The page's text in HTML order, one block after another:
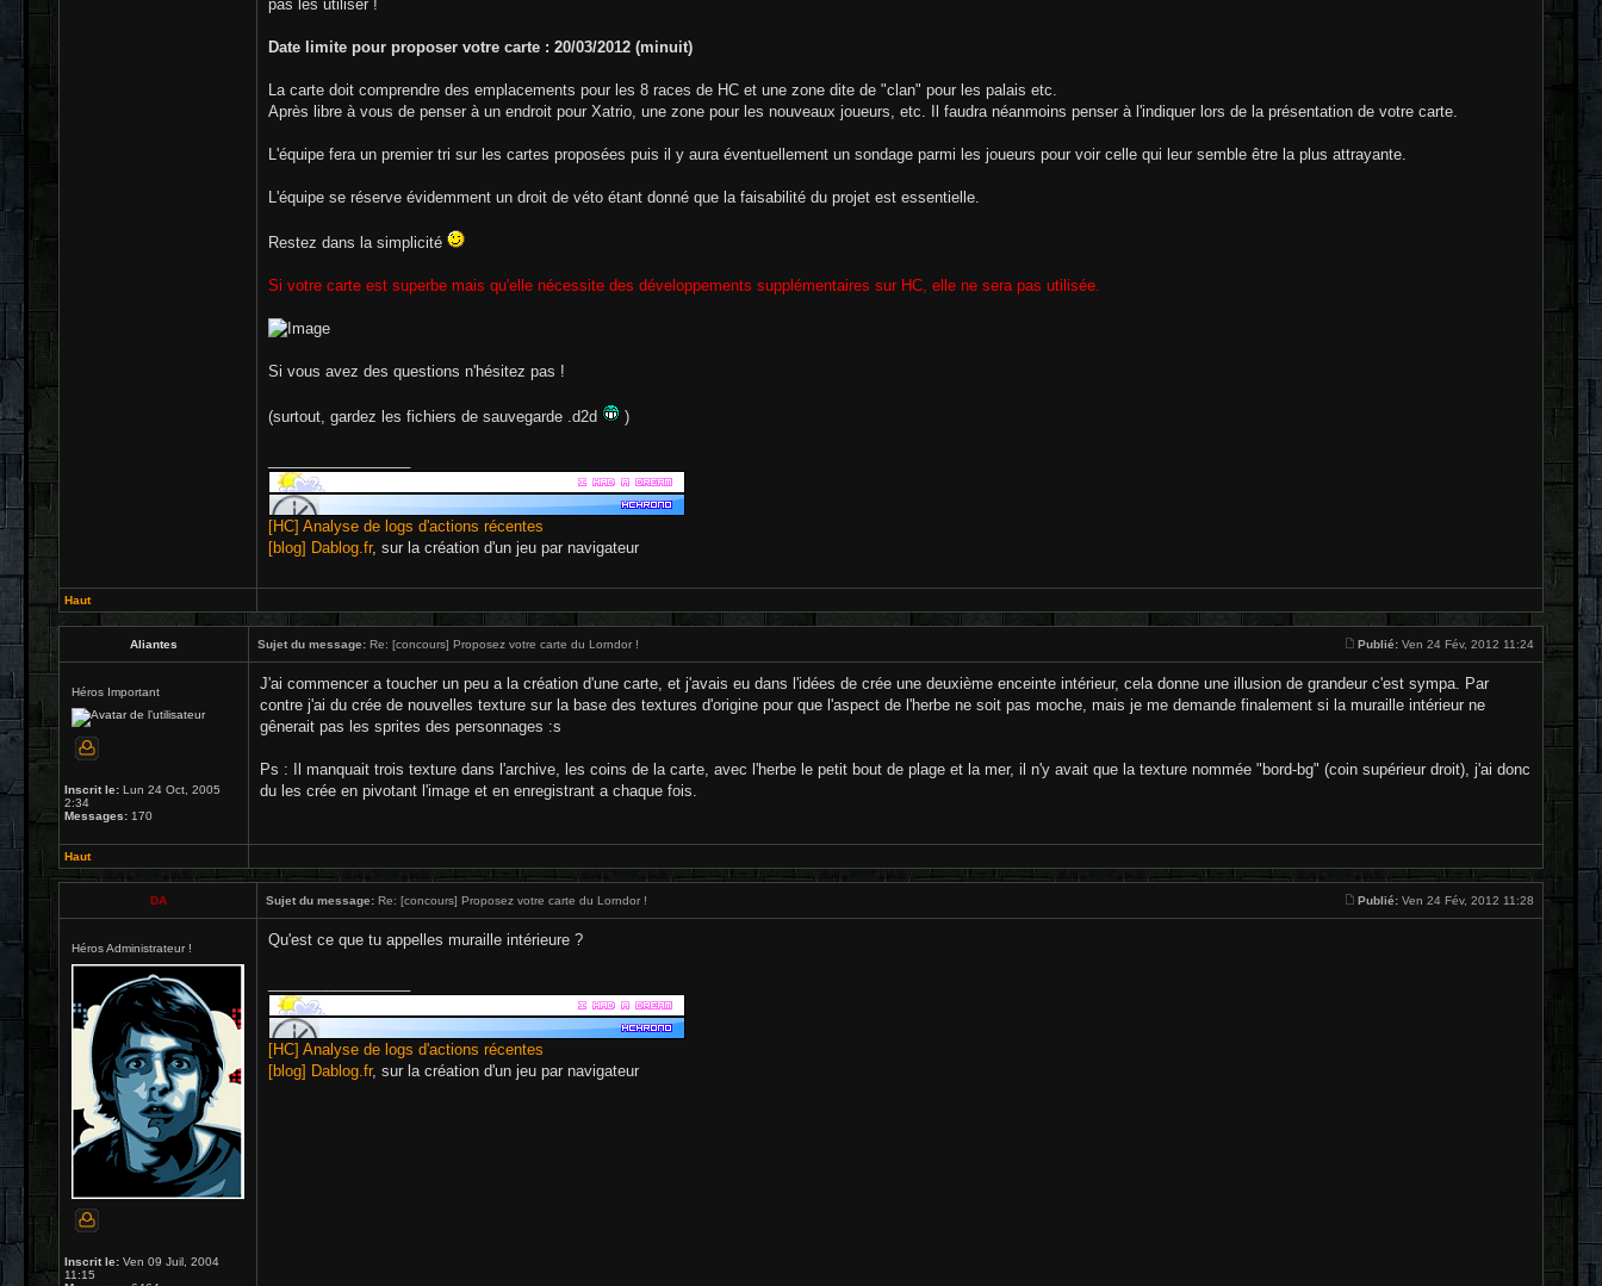
pas les utiliser !
Date limite pour proposer votre carte : 20/03/2012 (minuit)
La carte doit comprendre des emplacements pour les 8 races de HC et une zone dite de "clan" pour les palais etc.
Après libre à vous de penser à un endroit pour Xatrio, une zone pour les nouveaux joueurs, etc. Il faudra néanmoins penser à l'indiquer lors de la présentation de votre carte.
L'équipe fera un premier tri sur les cartes proposées puis il y aura éventuellement un sondage parmi les joueurs pour voir celle qui leur semble être la plus attrayante.
L'équipe se réserve évidemment un droit de véto étant donné que la faisabilité du projet est essentielle.
Restez dans la simplicité
Si votre carte est superbe mais qu'elle nécessite des développements supplémentaires sur HC, elle ne sera pas utilisée.
Si vous avez des questions n'hésitez pas !
(surtout, gardez les fichiers de sauvegarde .d2d )
[HC] Analyse de logs d'actions récentes
[blog] Dablog.fr, sur la création d'un jeu par navigateur
Haut
Aliantes Sujet du message: Re: [concours] Proposez votre carte du Lorndor ! Publié: Ven 24 Fév, 2012 11:24
Héros Important
Inscrit le: Lun 24 Oct, 2005
2:34
Messages: 170
J'ai commencer a toucher un peu a la création d'une carte, et j'avais eu dans l'idées de crée une deuxième enceinte intérieur, cela donne une illusion de grandeur c'est sympa. Par
contre j'ai du crée de nouvelles texture sur la base des textures d'origine pour que l'aspect de l'herbe ne soit pas moche, mais je me demande finalement si la muraille intérieur ne
gênerait pas les sprites des personnages :s
Ps : Il manquait trois texture dans l'archive, les coins de la carte, avec l'herbe le petit bout de plage et la mer, il n'y avait que la texture nommée "bord-bg" (coin supérieur droit), j'ai donc
du les crée en pivotant l'image et en enregistrant a chaque fois.
Haut
DA Sujet du message: Re: [concours] Proposez votre carte du Lorndor ! Publié: Ven 24 Fév, 2012 11:28
Héros Administrateur !
Inscrit le: Ven 09 Juil, 2004
11:15
Qu'est ce que tu appelles muraille intérieure ?
[HC] Analyse de logs d'actions récentes
[blog] Dablog.fr, sur la création d'un jeu par navigateur